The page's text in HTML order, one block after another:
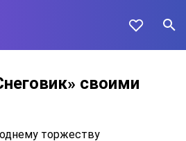
своими
торжеству